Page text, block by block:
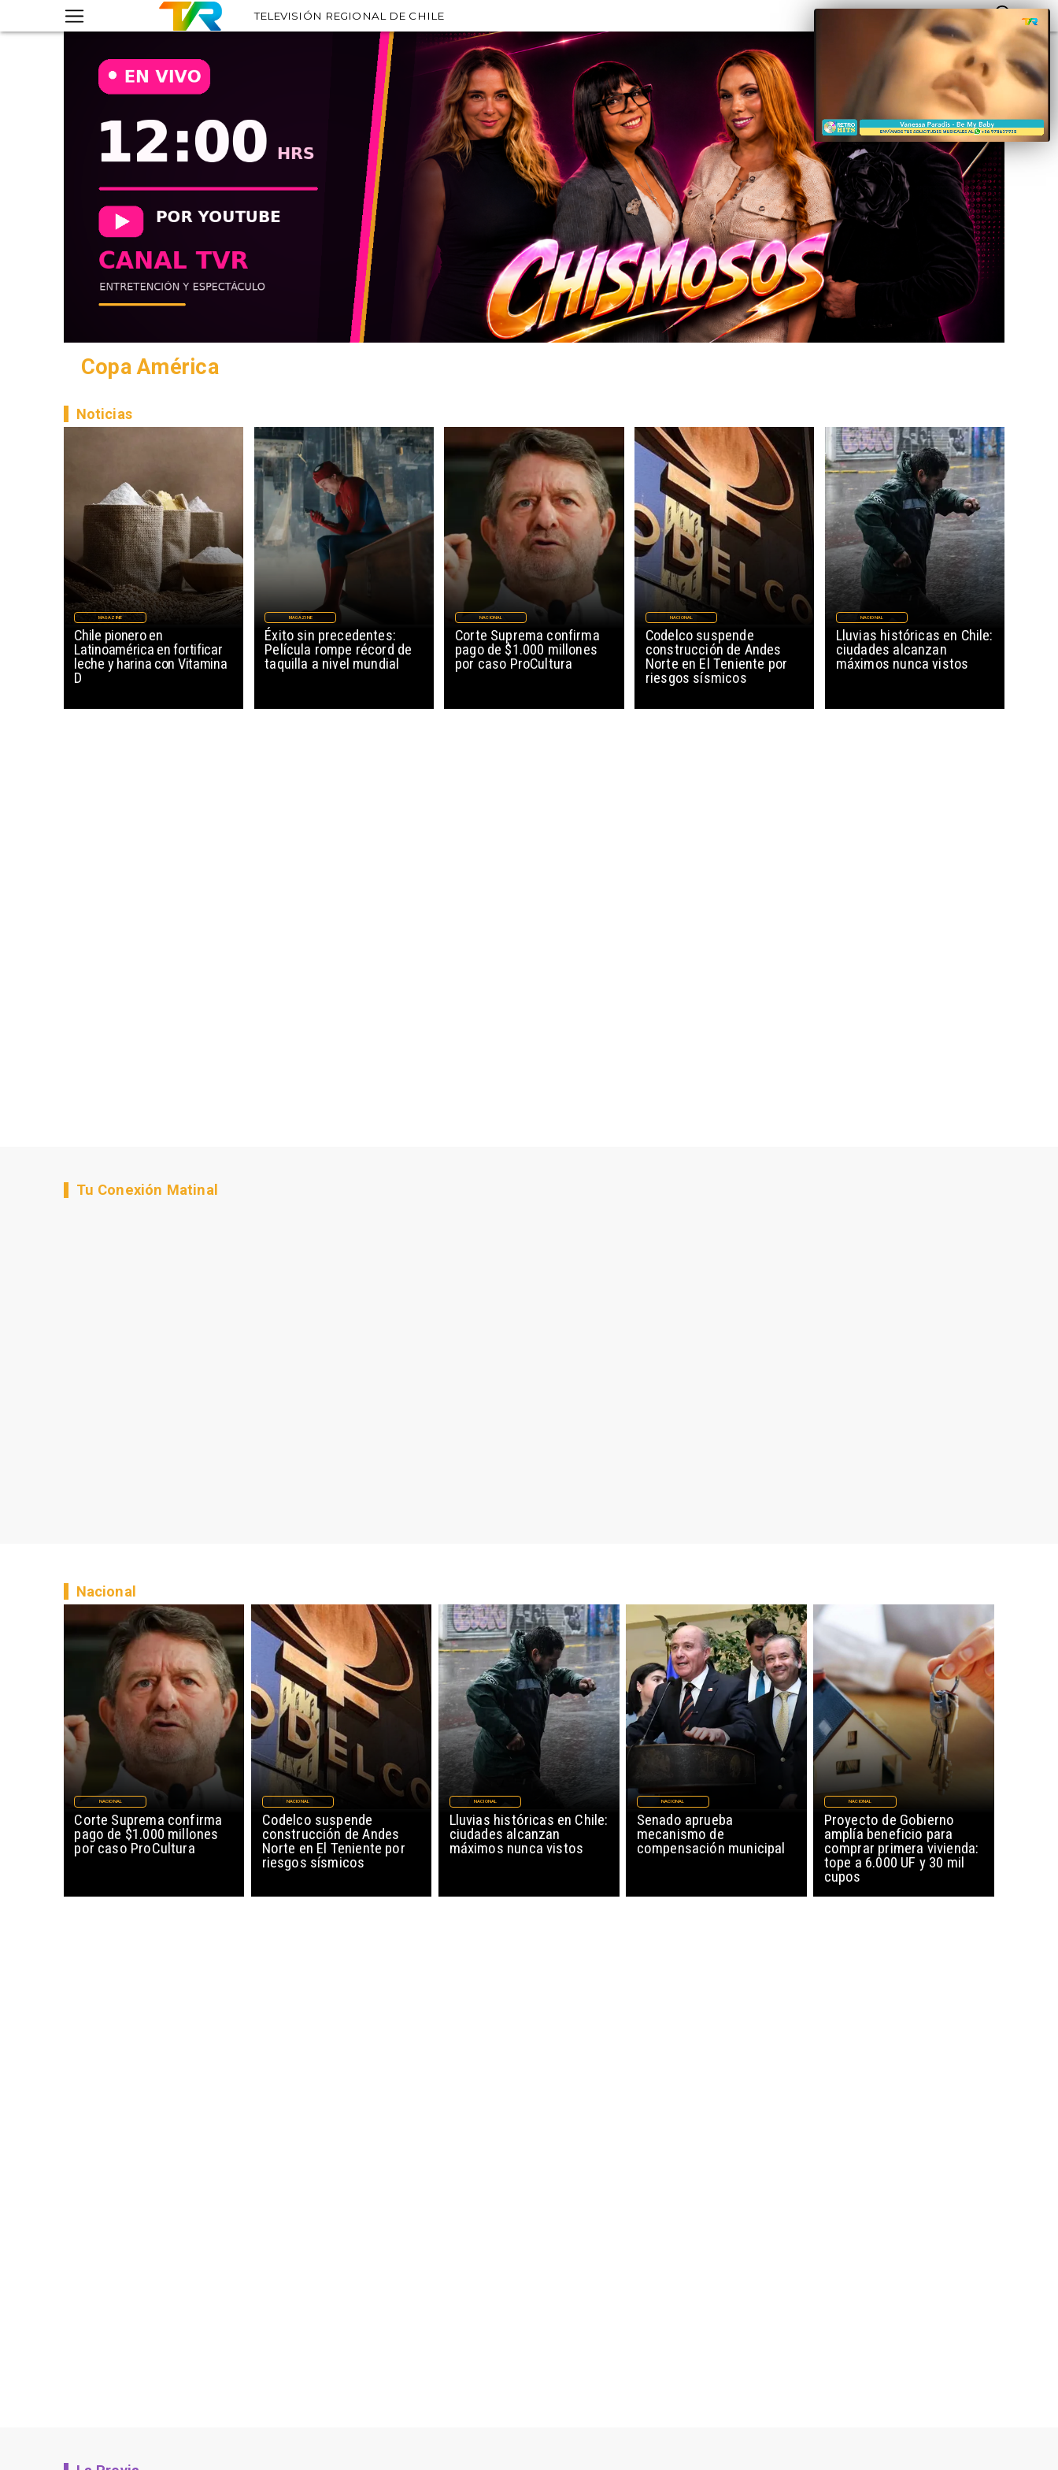
TELEVISIÓN REGIONAL DE CHILE
Copa América
Chile pionero en
Latinoamérica en fortificar
leche y harina con Vitamina
D
MAGAZINE
Noticias
Éxito sin precedentes:
Película rompe récord de
taquilla a nivel mundial
MAGAZINE
Corte Suprema confirma
pago de $1.000 millones
por caso ProCultura
NACIONAL
Codelco suspende
construcción de Andes
Norte en El Teniente por
riesgos sísmicos
NACIONAL
Lluvias históricas en Chile:
ciudades alcanzan
máximos nunca vistos
NACIONAL
Tu Conexión Matinal
Corte Suprema confirma
pago de $1.000 millones
por caso ProCultura
NACIONAL
Codelco suspende
construcción de Andes
Norte en El Teniente por
riesgos sísmicos
NACIONAL
Lluvias históricas en Chile:
ciudades alcanzan
máximos nunca vistos
NACIONAL
Senado aprueba
mecanismo de
compensación municipal
NACIONAL
Proyecto de Gobierno
amplía beneficio para
comprar primera vivienda:
tope a 6.000 UF y 30 mil
cupos
NACIONAL
Nacional